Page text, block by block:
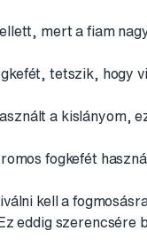
mert a fiam
tetszik, hogy
a kislányom,
fogkefét
kell a
eddig szerencsére